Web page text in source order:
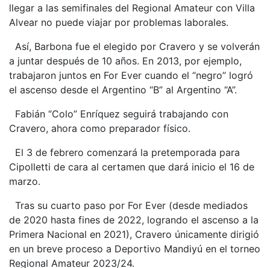
llegar a las semifinales del Regional Amateur con Villa
Alvear no puede viajar por problemas laborales.
Así, Barbona fue el elegido por Cravero y se volverán
a juntar después de 10 años. En 2013, por ejemplo,
trabajaron juntos en For Ever cuando el “negro” logró
el ascenso desde el Argentino “B” al Argentino “A”.
Fabián “Colo” Enríquez seguirá trabajando con
Cravero, ahora como preparador físico.
El 3 de febrero comenzará la pretemporada para
Cipolletti de cara al certamen que dará inicio el 16 de
marzo.
Tras su cuarto paso por For Ever (desde mediados
de 2020 hasta fines de 2022, logrando el ascenso a la
Primera Nacional en 2021), Cravero únicamente dirigió
en un breve proceso a Deportivo Mandiyú en el torneo
Regional Amateur 2023/24.